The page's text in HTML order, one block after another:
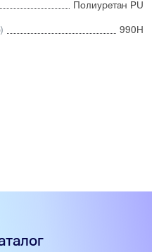
Полиуретан PU
990Н